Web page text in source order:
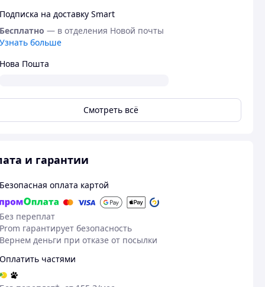
на доставку Smart
— в отделения Новой почты
больше
Пошта
Смотреть всё
и гарантии
оплата картой
переплат
гарантирует безопасность
деньги при отказе от посылки
частями